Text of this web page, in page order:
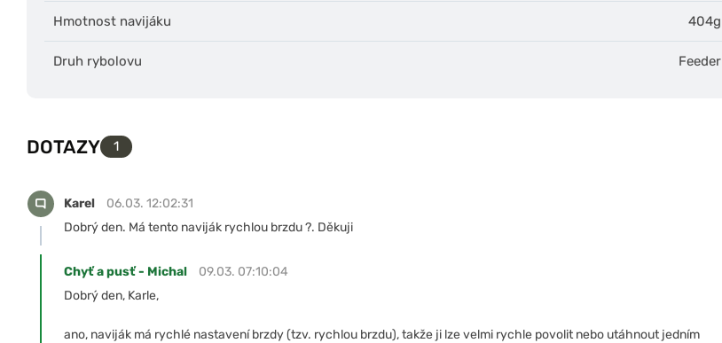
Hmotnost navijáku 404g
Druh rybolovu Feeder
DOTAZY 1
Karel
06.03. 12:02:31
Dobrý den. Má tento naviják rychlou brzdu ?. Děkuji
Chyť a pusť - Michal
09.03. 07:10:04
Dobrý den, Karle,
ano, naviják má rychlé nastavení brzdy (tzv. rychlou brzdu), takže ji lze velmi rychle povolit nebo utáhnout jedním